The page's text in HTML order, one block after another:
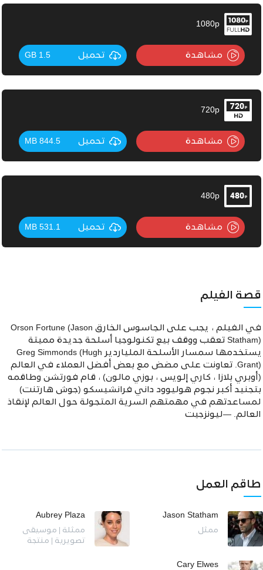
1080p
مشاهدة تحميل 1.5 GB
720p
مشاهدة تحميل 844.5 MB
480p
مشاهدة تحميل 531.1 MB
قصة الفيلم
في الفيلم ، يجب على الجاسوس الخارق Orson Fortune (Jason
Statham) تعقب ووقف بيع تكنولوجيا أسلحة جديدة مميتة
يستخدمها سمسار الأسلحة الملياردير Greg Simmonds (Hugh
Grant). تعاونت على مضض مع بعض أفضل العملاء في العالم
(أوبري بلازا ، كاري إلويس ، بوزي مالون) ، قام فورتشن وطاقمه
بتجنيد أكبر نجوم هوليوود داني فرانشيسكو (جوش هارتنت)
لمساعدتهم في مهمتهم السرية المتجولة حول العالم لإنقاذ
العالم. —ليونزجيت
طاقم العمل
Jason Statham
ممثل
Aubrey Plaza
ممثلة | موسيقى
تصويرية | منتجة
Cary Elwes